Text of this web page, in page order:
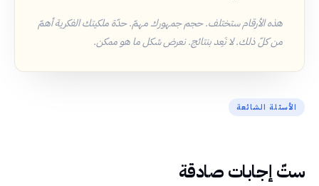
هذه الأرقام ستختلف. حجم جمهورك مهمّ. حدّة ملكيتك الفكرية أهمّ
من كلّ ذلك. لا نَعِد بنتائج. نعرض شكل ما هو ممكن.
الأسئلة الشائعة
ستّ إجابات صادقة